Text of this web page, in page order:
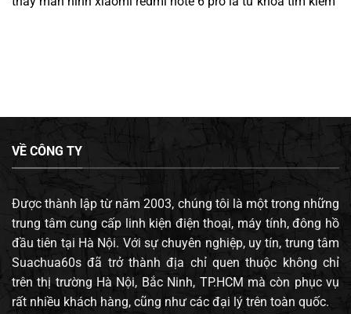
VỀ CÔNG TY
Được thành lập từ năm 2003, chúng tôi là một trong những
trung tâm cung cấp linh kiện điện thoại, máy tính, đông hồ
đầu tiên tại Hà Nội. Với sự chuyên nghiệp, uy tín, trung tâm
Suachua60s đã trở thành địa chỉ quen thuộc không chỉ
trên thị trường Hà Nội, Bắc Ninh, TP.HCM mà còn phục vụ
rất nhiều khách hàng, cũng như các đại lý trên toàn quốc.